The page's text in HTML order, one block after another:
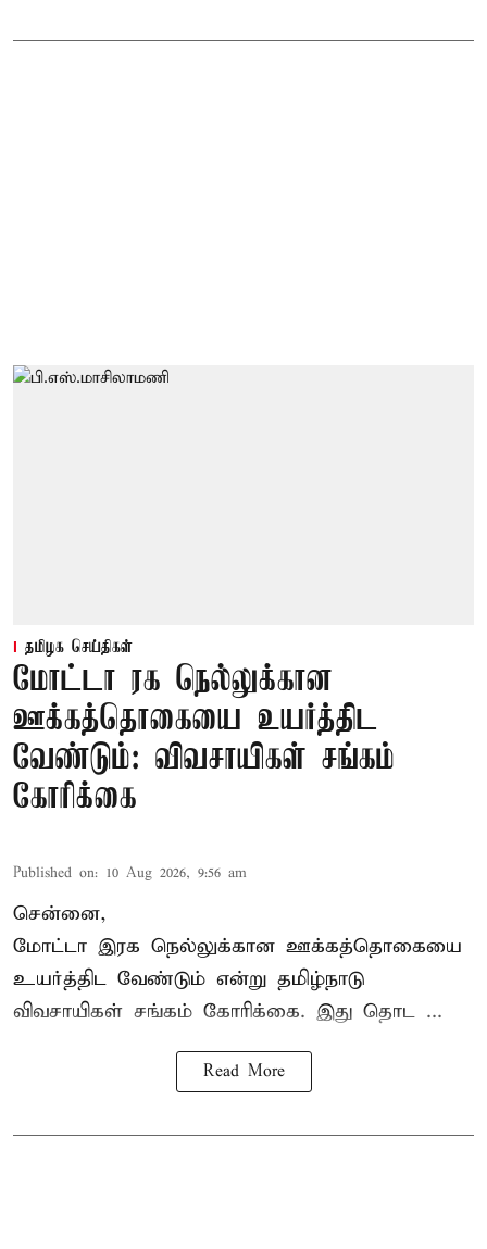
தமிழக செய்திகள்
மோட்டா ரக நெல்லுக்கான
ஊக்கத்தொகையை உயர்த்திட
வேண்டும்: விவசாயிகள் சங்கம்
கோரிக்கை
Published on: 10 Aug 2026, 9:56 am
சென்னை,
மோட்டா இரக நெல்லுக்கான ஊக்கத்தொகையை
உயர்த்திட வேண்டும் என்று தமிழ்நாடு
விவசாயிகள் சங்கம் கோரிக்கை. இது தொட ...
Read More